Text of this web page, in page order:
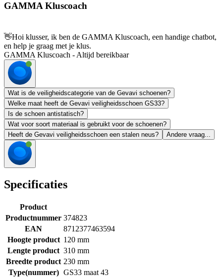
GAMMA Kluscoach
👋Hoi klusser, ik ben de GAMMA Kluscoach, een handige chatbot,
en help je graag met je klus.
GAMMA Kluscoach - Altijd bereikbaar
Wat is de veiligheidscategorie van de Gevavi schoenen?
Welke maat heeft de Gevavi veiligheidsschoen GS33?
Is de schoen antistatisch?
Wat voor soort materiaal is gebruikt voor de schoenen?
Heeft de Gevavi veiligheidsschoen een stalen neus?
Andere vraag...
Specificaties
Product
Productnummer 374823
EAN
8712377463594
Hoogte product 120 mm
Lengte product 310 mm
Breedte product 230 mm
Type(nummer) GS33 maat 43